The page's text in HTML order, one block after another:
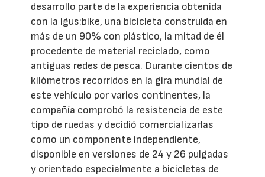
desarrollo parte de la experiencia obtenida
con la igus:bike, una bicicleta construida en
más de un 90% con plástico, la mitad de él
procedente de material reciclado, como
antiguas redes de pesca. Durante cientos de
kilómetros recorridos en la gira mundial de
este vehículo por varios continentes, la
compañía comprobó la resistencia de este
tipo de ruedas y decidió comercializarlas
como un componente independiente,
disponible en versiones de 24 y 26 pulgadas
y orientado especialmente a bicicletas de